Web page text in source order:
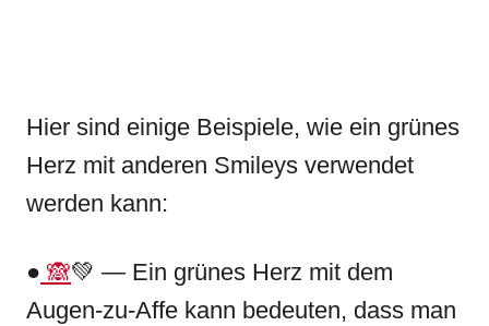
Hier sind einige Beispiele, wie ein grünes
Herz mit anderen Smileys verwendet
werden kann:
● 🙈💚 — Ein grünes Herz mit dem
Augen-zu-Affe kann bedeuten, dass man